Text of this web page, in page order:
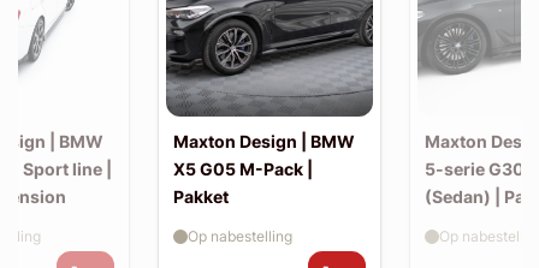
| BMW
Sport line |
Maxton Design | BMW
X5 G05 M-Pack |
Pakket
Op nabestelling
Maxton
5-serie G30
(Sedan) |
Op